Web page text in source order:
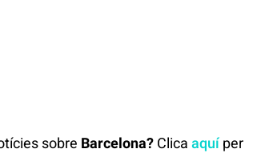
sobre Barcelona?Clica aquíper